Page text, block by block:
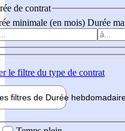
de contrat
minimale (en mois) Durée
le filtre du type de contrat
filtres de Durée hebdo